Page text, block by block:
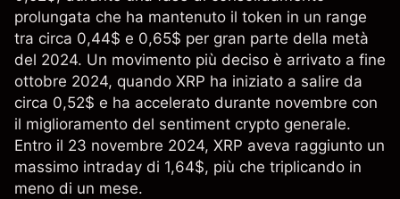
prolungata che ha mantenuto il token in un range
tra circa 0,44$ e 0,65$ per gran parte della metà
del 2024. Un movimento più deciso è arrivato a fine
ottobre 2024, quando XRP ha iniziato a salire da
circa 0,52$ e ha accelerato durante novembre con
il miglioramento del sentiment crypto generale.
Entro il 23 novembre 2024, XRP aveva raggiunto un
massimo intraday di 1,64$, più che triplicando in
meno di un mese.